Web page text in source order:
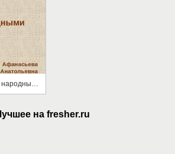
на fresher.ru